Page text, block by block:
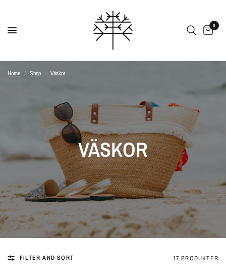
0
Home / Shop Väskor
VÄSKOR
FILTER AND SORT 17 PRODUKTER